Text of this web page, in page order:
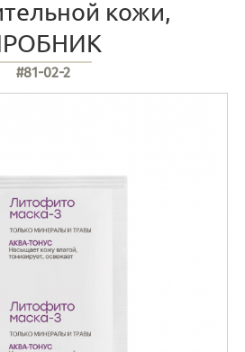
кожи,
#81-02-2